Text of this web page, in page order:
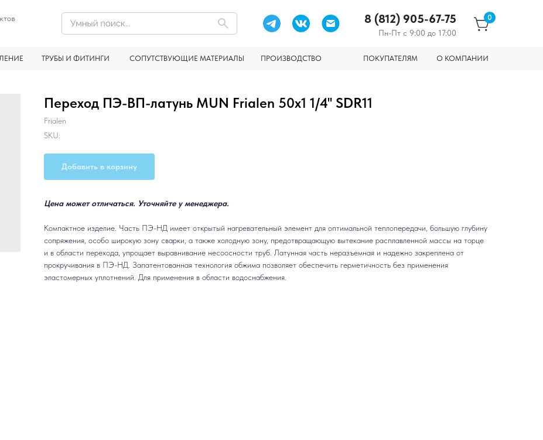
ТРУБЫ И ФИТИНГИ ПОКУПАТЕЛЯМ О КОМПАНИИ
8 (812) 905-67-75
Пн-Пт с 9:00 до 17:00
СОПУТСТВУЮЩИЕ МАТЕРИАЛЫ
0
ПРОИЗВОДСТВО
Переход ПЭ-ВП-латунь MUN Frialen 50x1 1/4'' SDR11
Frialen
SKU:
Добавить в корзину
Цена может отличаться. Уточняйте у менеджера.
Компактное изделие. Часть ПЭ-НД имеет открытый нагревательный элемент для оптимальной теплопередачи, большую глубину
сопряжения, особо широкую зону сварки, а также холодную зону, предотвращающую вытекание расплавленной массы на торце
и в области перехoда, упрощает выравнивание несоосности труб. Латунная часть неразъемная и надежно закреплена от
прокручивания в ПЭ-НД. Запатентованная технология обжима позволяет обеспечить герметичность без применения
эластомерных уплотнений. Для применения в области водоснабжения.